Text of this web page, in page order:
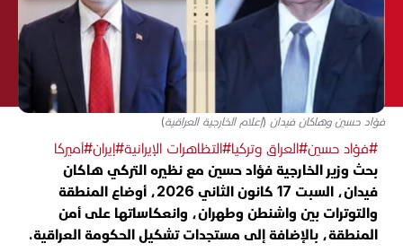
فؤاد حسين وهاكان فيدان (إعلام الخارجية العراقية)
#فؤاد حسين#العراق وتركيا#التظاهرات الإيرانية#إيران#أميركا
بحث وزير الخارجية فؤاد حسين مع نظيره التركي هاكان
فيدان، السبت 17 كانون الثاني 2026، أوضاع المنطقة
والتوترات بين واشنطن وطهران، وانعكاساتها على أمن
المنطقة، بالإضافة إلى مستجدات تشكيل الحكومة العراقية.